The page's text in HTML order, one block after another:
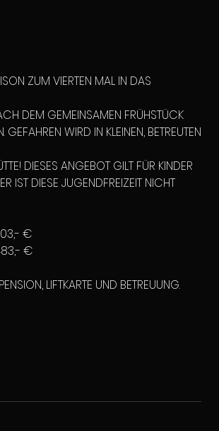
ZUM VIERTEN MAL IN DAS
DEM GEMEINSAMEN FRÜHSTÜCK
WIRD IN KLEINEN, BETREUTEN
DIESES ANGEBOT GILT FÜR KINDER
IST DIESE JUGENDFREIZEIT NICHT
€
€
LIFTKARTE UND BETREUUNG.